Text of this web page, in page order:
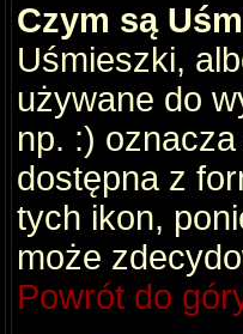
Czym są
Uśmieszki,
używane do
np. :)
dostępna z
tych ikon,
może
Powrót do